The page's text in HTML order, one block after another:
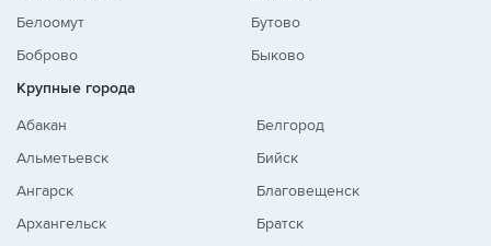
Белоомут
Боброво
Бутово
Быково
Крупные города
Абакан
Альметьевск
Ангарск
Архангельск
Белгород
Бийск
Благовещенск
Братск